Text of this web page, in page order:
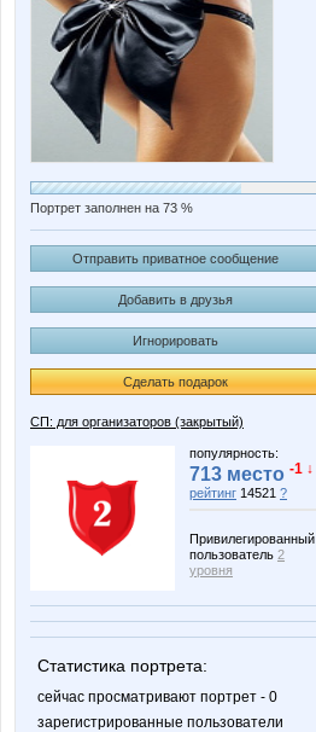
Портрет заполнен на 73 %
Отправить приватное сообщение
Добавить в друзья
Игнорировать
Сделать подарок
СП: для организаторов (закрытый)
популярность:
713 место -1 ↓
рейтинг 14521 ?
Привилегированный
пользователь 2
уровня
Статистика портрета:
сейчас просматривают портрет - 0
зарегистрированные пользователи